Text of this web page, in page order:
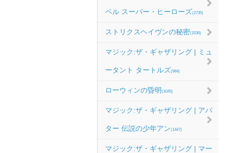
ベル スーパー・ヒーローズ(2735)
ストリクスヘイヴンの秘密(1536)
マジック:ザ・ギャザリング | ミュ
ータント タートルズ(984)
ローウィンの昏明 (1045)
マジック:ザ・ギャザリング | アバ
ター 伝説の少年アン(1447)
マジック:ザ・ギャザリング | マー